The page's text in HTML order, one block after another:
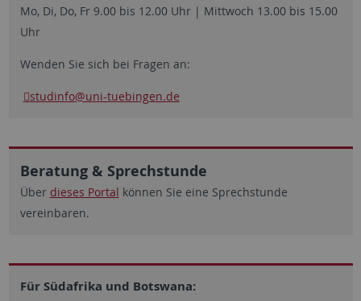
Mo, Di, Do, Fr 9.00 bis 12.00 Uhr | Mittwoch 13.00 bis 15.00
Uhr
Wenden Sie sich bei Fragen an:
studinfo@uni-tuebingen.de
Beratung & Sprechstunde
Über dieses Portal können Sie eine Sprechstunde
vereinbaren.
Für Südafrika und Botswana: